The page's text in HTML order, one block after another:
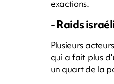
exactions.
- Raids
Plusieurs
qui a fait plus
un quart de la